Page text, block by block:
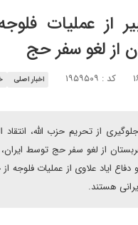
از عملیات
از لغو سفر حج
کد : ۱۹۵۹۵۰۹ اخبار اصلی
از تحریم حزب الله، انتقاد
عربستان از لغو سفر حج توسط
ایاد علاوی از عملیات فلوجه از
هستند.